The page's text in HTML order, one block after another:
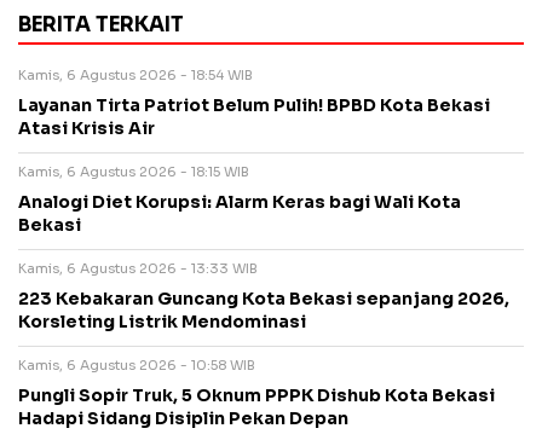
BERITA TERKAIT
Kamis, 6 Agustus 2026 - 18:54 WIB
Layanan Tirta Patriot Belum Pulih! BPBD Kota Bekasi
Atasi Krisis Air
Kamis, 6 Agustus 2026 - 18:15 WIB
Analogi Diet Korupsi: Alarm Keras bagi Wali Kota
Bekasi
Kamis, 6 Agustus 2026 - 13:33 WIB
223 Kebakaran Guncang Kota Bekasi sepanjang 2026,
Korsleting Listrik Mendominasi
Kamis, 6 Agustus 2026 - 10:58 WIB
Pungli Sopir Truk, 5 Oknum PPPK Dishub Kota Bekasi
Hadapi Sidang Disiplin Pekan Depan